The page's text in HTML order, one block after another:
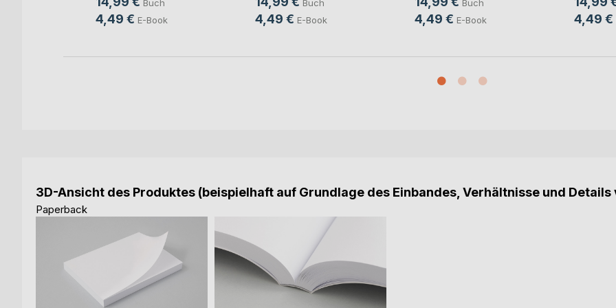
Buch
4,49 € E-Book
Buch
4,49 € E-Book
Buch
4,49 € E-Book 4,49 €
3D-Ansicht des Produktes (beispielhaft auf Grundlage des Einbandes, Verhältnisse und
Paperback